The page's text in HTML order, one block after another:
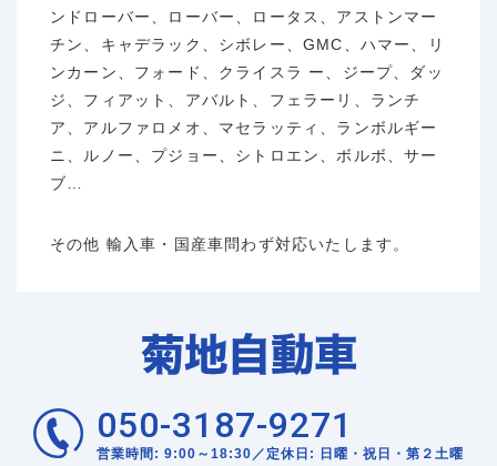
ンドローバー、ローバー、ロータス、アストンマー
チン、キャデラック、シボレー、GMC、ハマー、リ
ンカーン、フォード、クライスラ ー、ジープ、ダッ
ジ、フィアット、アバルト、フェラーリ、ランチ
ア、アルファロメオ、マセラッティ、ランボルギー
ニ、ルノー、プジョー、シトロエン、ボルボ、サー
ブ…
その他 輸入車・国産車問わず対応いたします。
050-3187-9271
営業時間: 9:00～18:30／定休日: 日曜・祝日・第２土曜